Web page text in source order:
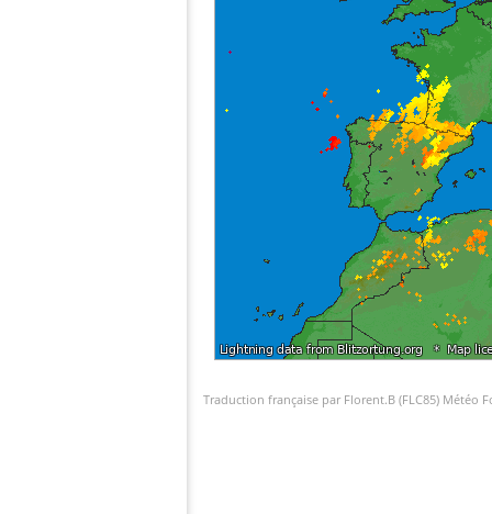
Traduction française par Florent.B (FLC85) Météo